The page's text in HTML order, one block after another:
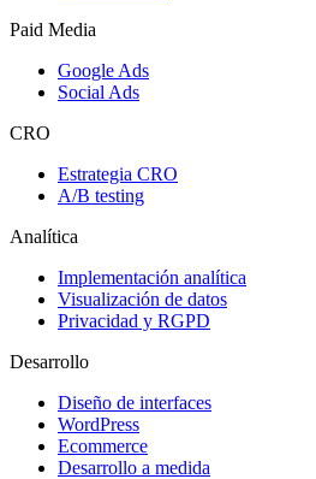
Paid Media
Google Ads
Social Ads
CRO
Estrategia CRO
A/B testing
Analítica
Implementación analítica
Visualización de datos
Privacidad y RGPD
Desarrollo
Diseño de interfaces
WordPress
Ecommerce
Desarrollo a medida